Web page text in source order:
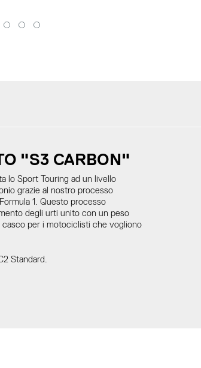
"S3 CARBON"
lo Sport Touring ad un livello
grazie al nostro processo
1. Questo processo
degli urti unito con un peso
per i motociclisti che vogliono
Standard.